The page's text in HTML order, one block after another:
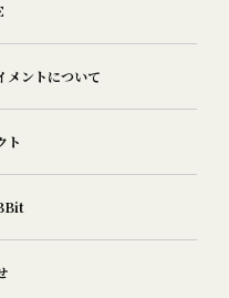
メントについて
ト